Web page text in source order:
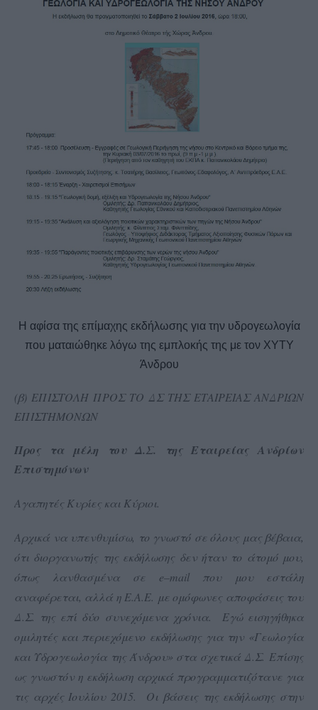
Η αφίσα της επίμαχης εκδήλωσης για την υδρογεωλογία
που ματαιώθηκε λόγω της εμπλοκής της με τον ΧΥΤΥ
Άνδρου
(β) ΕΠΙΣΤΟΛΗ ΠΡΟΣ ΤΟ ΔΣ ΤΗΣ ΕΤΑΙΡΕΙΑΣ ΑΝΔΡΙΩΝ
ΕΠΙΣΤΗΜΟΝΩΝ
Προς τα μέλη του Δ.Σ. της Εταιρείας Ανδρίων
Επιστημόνων
Αγαπητές Κυρίες και Κύριοι.
Αρχικά να υπενθυμίσω, το γνωστό σε όλους μας βέβαια,
ότι διοργανωτής της εκδήλωσης δεν ήταν το άτομό μου,
όπως λανθασμένα σε e–mailπου μου εστάλη
αναφέρεται, αλλά η Ε.Α.Ε. με ομόφωνες αποφάσεις του
Δ.Σ. της επί δύο συνεχόμενα χρόνια. Εγώ εισηγήθηκα
ομιλητές και περιεχόμενο εκδήλωσης για την «Γεωλογία
και Υδρογεωλογία της Άνδρου» στα σχετικά Δ.Σ. Επίσης
ως γνωστόν η εκδήλωση αρχικά προγραμματιζότανε για
τις αρχές Ιουλίου 2015. Οι βάσεις της εκδήλωσης στην